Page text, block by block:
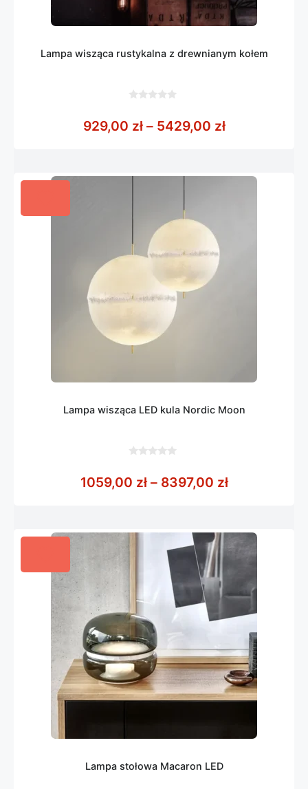
Lampa wisząca rustykalna z drewnianym kołem
5
929,00 zł – 5429,00 złZakres cen:
Lampa wisząca LED kula Nordic Moon
5
1059,00 zł – 8397,00 złZakres cen:
Lampa stołowa Macaron LED